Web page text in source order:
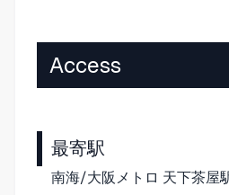
Access
最寄駅
南海/大阪メトロ 天下茶屋